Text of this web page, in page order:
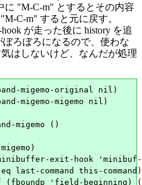
に "M-C-m" とするとその内容
C-m" すると元に戻す。
が走った後に history を追
ぼろぼろになるので、使わな
はしないけど、なんだが処理
migemo-original nil)
migemo-migemo nil)
migemo ()
exit-hook
last-command this-